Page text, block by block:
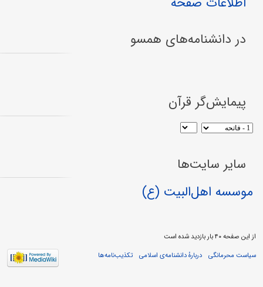
در دانشنامه‌های همسو
پیمایش‌گر قرآن
سایر سایت‌ها
موسسه اهل‌البیت (ع)
از این صفحه ۴۰ بار بازدید شده است
سیاست محرمانگی
دربارهٔ دانشنامه‌ی اسلامی تکذیب‌نامه‌ها